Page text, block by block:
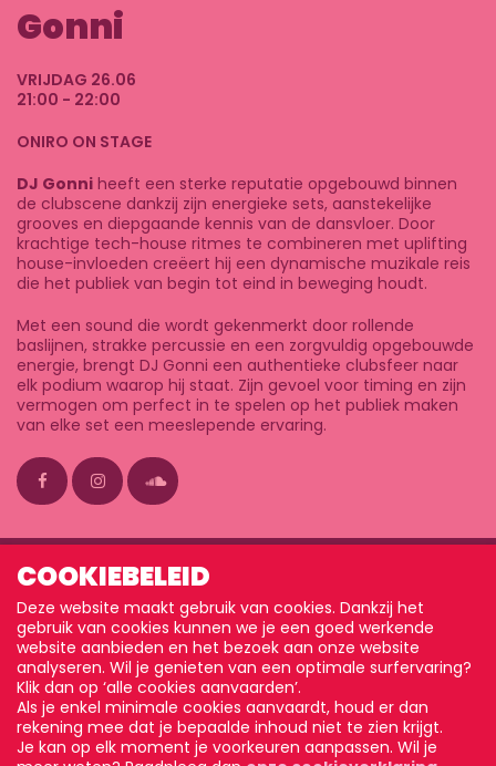
Gonni
VRIJDAG 26.06
21:00 - 22:00
ONIRO ON STAGE
DJ Gonni heeft een sterke reputatie opgebouwd binnen
de clubscene dankzij zijn energieke sets, aanstekelijke
grooves en diepgaande kennis van de dansvloer. Door
krachtige tech-house ritmes te combineren met uplifting
house-invloeden creëert hij een dynamische muzikale reis
die het publiek van begin tot eind in beweging houdt.
Met een sound die wordt gekenmerkt door rollende
baslijnen, strakke percussie en een zorgvuldig opgebouwde
energie, brengt DJ Gonni een authentieke clubsfeer naar
elk podium waarop hij staat. Zijn gevoel voor timing en zijn
vermogen om perfect in te spelen op het publiek maken
van elke set een meeslepende ervaring.
DISCLAIMER
PRIVACY POLICY
WEBDESIGN © SANMAX PROJECTS
COOKIEBELEID
Deze website maakt gebruik van cookies. Dankzij het
gebruik van cookies kunnen we je een goed werkende
website aanbieden en het bezoek aan onze website
analyseren. Wil je genieten van een optimale surfervaring?
Klik dan op ‘alle cookies aanvaarden’.
Als je enkel minimale cookies aanvaardt, houd er dan
rekening mee dat je bepaalde inhoud niet te zien krijgt.
Je kan op elk moment je voorkeuren aanpassen. Wil je